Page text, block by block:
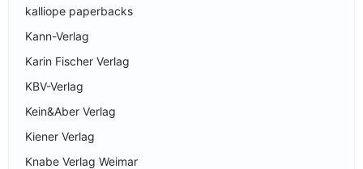
kalliope paperbacks
Kann-Verlag
Karin Fischer Verlag
KBV-Verlag
Kein&Aber Verlag
Kiener Verlag
Knabe Verlag Weimar